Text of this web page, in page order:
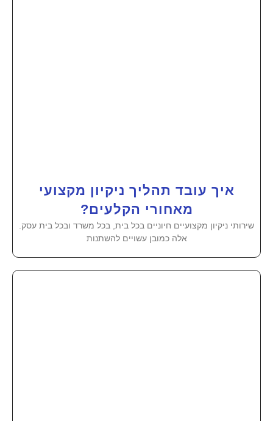
איך עובד תהליך ניקיון מקצועי
מאחורי הקלעים?
שירותי ניקיון מקצועיים חיוניים בכל בית, בכל משרד ובכל בית עסק.
אלה כמובן עשויים להשתנות